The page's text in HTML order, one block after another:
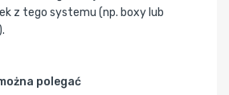
z tego systemu (np. boxy lub
polegać